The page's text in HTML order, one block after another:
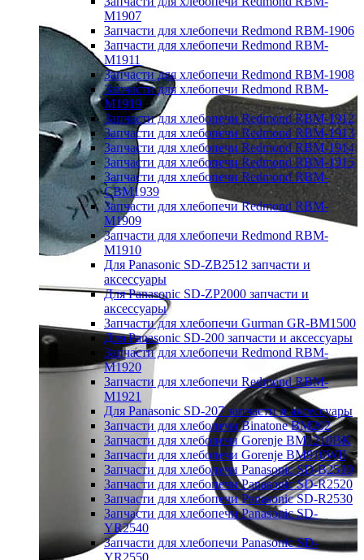
M1907
Запчасти для хлебопечи Redmond RBM-1906
Запчасти для хлебопечи Redmond RBM-
M1911
Запчасти для хлебопечи Redmond RBM-1908
Запчасти для хлебопечи Redmond RBM-
M1919
Запчасти для хлебопечи Redmond RBM-1912
Запчасти для хлебопечи Redmond RBM-1913
Запчасти для хлебопечи Redmond RBM-1914
Запчасти для хлебопечи Redmond RBM-1915
Запчасти для хлебопечи Redmond RBM-
CBM1939
Запчасти для хлебопечи Redmond RBM-
M1909
Запчасти для хлебопечи Redmond RBM-
M1910
Для Panasonic SD-ZB2512 запчасти и
аксессуары
Для Panasonic SD-ZP2000 запчасти и
аксессуары
Запчасти для хлебопечи Gurman GR-BM1500
Для Panasonic SD-200 запчасти и аксессуары
Запчасти для хлебопечи Redmond RBM-
M1920
Запчасти для хлебопечи Redmond RBM-
M1921
Для Panasonic SD-207 запчасти и аксессуары
Запчасти для хлебопечи Binatone BM202
Запчасти для хлебопечи Gorenje BM1210BK
Запчасти для хлебопечи Gorenje BM910WII
Запчасти для хлебопечи Panasonic SD-B2510
Запчасти для хлебопечи Panasonic SD-R2520
Запчасти для хлебопечи Panasonic SD-R2530
Запчасти для хлебопечи Panasonic SD-
YR2540
Запчасти для хлебопечи Panasonic SD-
YR2550